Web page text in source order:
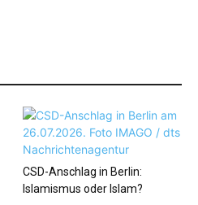
CSD-Anschlag in Berlin:
Islamismus oder Islam?